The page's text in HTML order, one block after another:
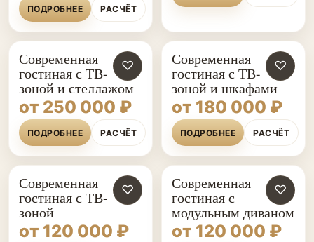
ПОДРОБНЕЕ РАСЧЁТ
♡
Современная
гостиная с ТВ-
зоной и стеллажом
от 250 000 ₽
ПОДРОБНЕЕ РАСЧЁТ
♡
Современная
гостиная с ТВ-
зоной и шкафами
от 180 000 ₽
ПОДРОБНЕЕ РАСЧЁТ
♡
Современная
гостиная с ТВ-
зоной
от 120 000 ₽
♡
Современная
гостиная с
модульным диваном
от 120 000 ₽